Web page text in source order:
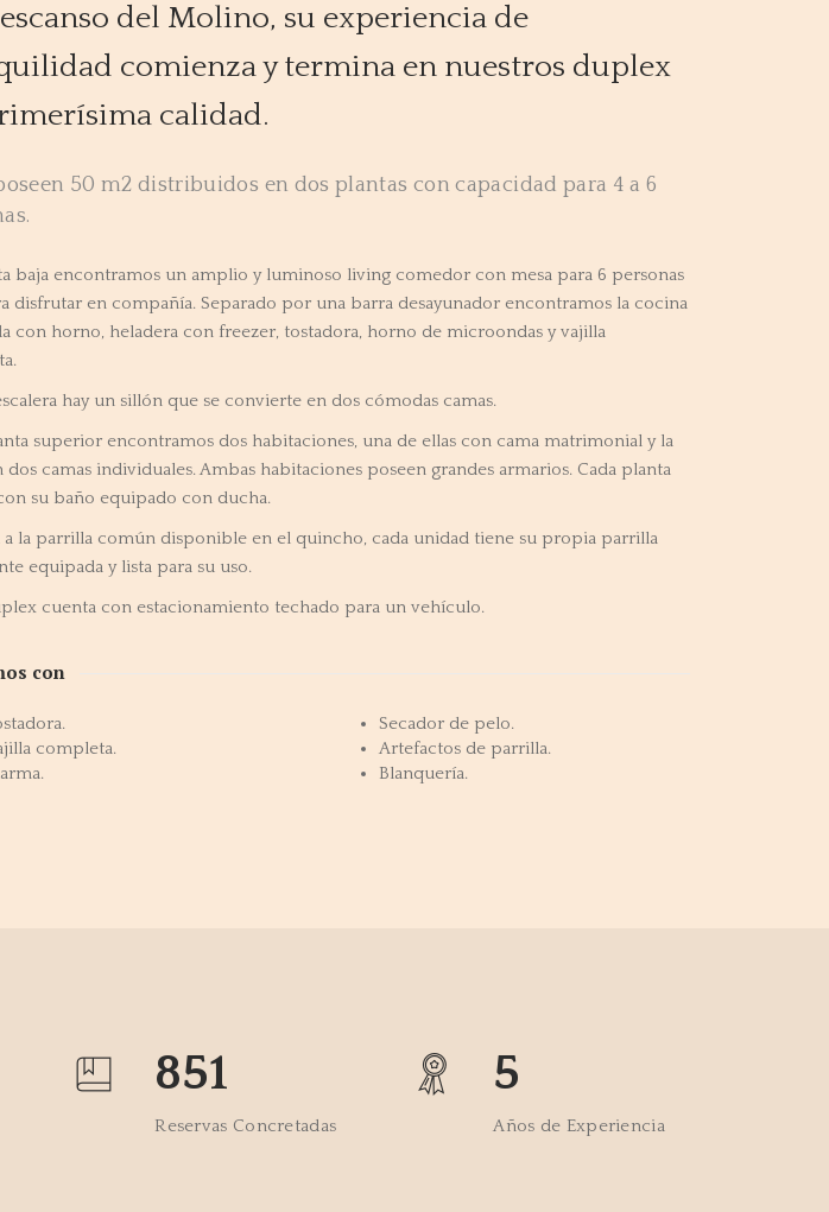
del Molino, su experiencia de
comienza y termina en nuestros duplex
calidad.
50 m2 distribuidos en dos plantas con capacidad para 4 a 6
baja encontramos un amplio y luminoso living comedor con mesa para 6 personas
disfrutar en compañía. Separado por una barra desayunador encontramos la cocina
con horno, heladera con freezer, tostadora, horno de microondas y vajilla
hay un sillón que se convierte en dos cómodas camas.
superior encontramos dos habitaciones, una de ellas con cama matrimonial y la
dos camas individuales. Ambas habitaciones poseen grandes armarios. Cada planta
su baño equipado con ducha.
a la parrilla común disponible en el quincho, cada unidad tiene su propia parrilla
equipada y lista para su uso.
cuenta con estacionamiento techado para un vehículo.
con
completa.
Secador de pelo.
Artefactos de parrilla.
Blanquería.
851
Reservas Concretadas
5
Años de Experiencia